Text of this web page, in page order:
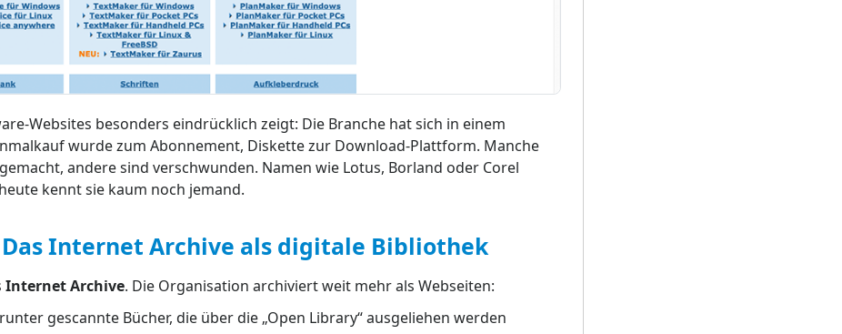
Websites besonders eindrücklich zeigt: Die Branche hat sich in einem
wurde zum Abonnement, Diskette zur Download-Plattform. Manche
andere sind verschwunden. Namen wie Lotus, Borland oder Corel
kennt sie kaum noch jemand.
Internet Archive als digitale Bibliothek
Internet Archive. Die Organisation archiviert weit mehr als Webseiten:
gescannte Bücher, die über die „Open Library“ ausgeliehen werden